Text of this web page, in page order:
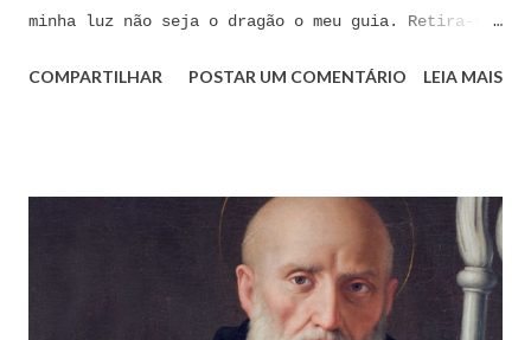
minha luz não seja o dragão o meu guia. Retira-te
que me ofereces, bebe tu mesmo o teu veneno.” Reze
Aleluia!” Proclame com fé e autoridade: “O Senhor
te confunda satã, confunda-te o Senhor.” (Zacarias
3,2) Reze: Ave Maria cheia de Graça... Oração: Eu
(diga seu nome completo), neste momento, coloco-me
COMPARTILHAR POSTAR UM COMENTÁRIO LEIA MAIS